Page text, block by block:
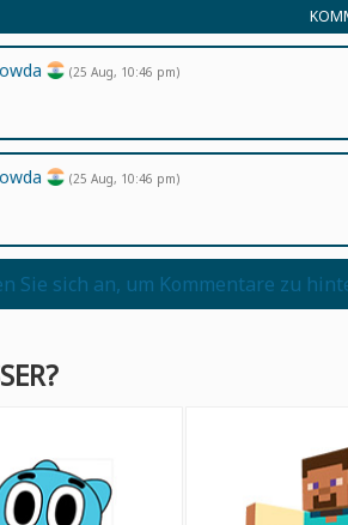
(25 Aug, 10:46 pm)
(25 Aug, 10:46 pm)
Sie sich an, um Kommentare zu